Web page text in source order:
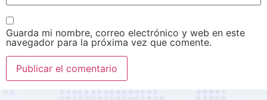
Guarda mi nombre, correo electrónico y web en este
navegador para la próxima vez que comente.